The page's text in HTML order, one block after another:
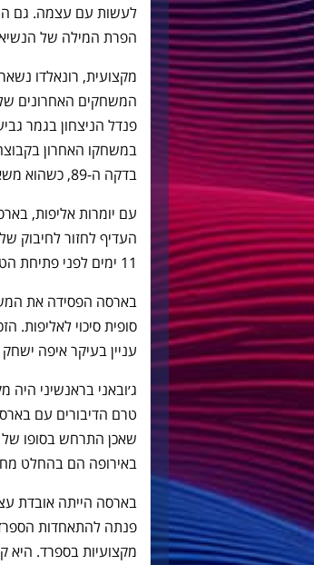
לעשות עם עצמה. גם
הפרת המילה של הנשיא
פנדל הניצחון בגמר
בדקה ה-89, כשהוא משאיר מאחוריו 3 שחקנים.
עם יומרות אליפות,
העדיף לחזור לחיבוק
11 ימים לפני פתיחת הטורניר.
סופית סיכוי לאליפות.
עניין בעיקר איפה ישחק
ג׳ובאני בראנשיני
טרם הדיבורים עם
באירופה הם בהחלט
בארסה הייתה אובדת
פנתה להתאחדות
מקצועיות בספרד.